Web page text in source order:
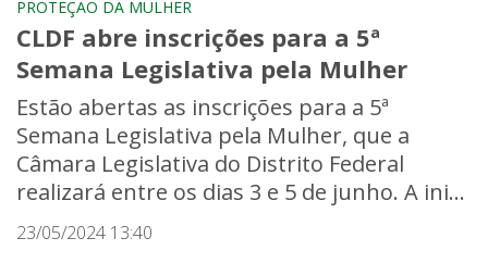
PROTEÇÃO DA MULHER
CLDF abre inscrições para a 5ª
Semana Legislativa pela Mulher
Estão abertas as inscrições para a 5ª
Semana Legislativa pela Mulher, que a
Câmara Legislativa do Distrito Federal
realizará entre os dias 3 e 5 de junho. A ini...
23/05/2024 13:40